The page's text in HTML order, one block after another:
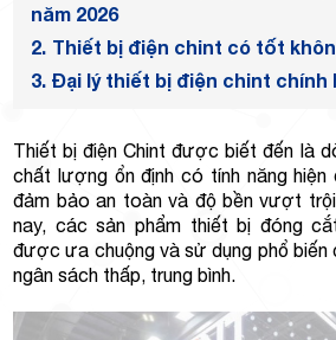
Minh
năm 2026
2. Thiết bị điện chint có tốt
3. Đại lý thiết bị điện chint chính
Thiết bị điện Chint được biết đến là
chất lượng ổn định có tính năng hiện
đảm bảo an toàn và độ bền vượt
nay, các sản phẩm thiết bị đóng
được ưa chuộng và sử dụng phổ
ngân sách thấp, trung bình.